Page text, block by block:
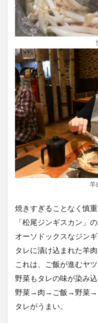
羊
焼きすぎることなく慎重
「松尾ジンギスカン」
オーソドックスなジンギ
タレに漬け込まれた羊
これは、ご飯が進むヤツ
野菜もタレの味が染み込
野菜→肉→ご飯→野菜→
タレがうまい。